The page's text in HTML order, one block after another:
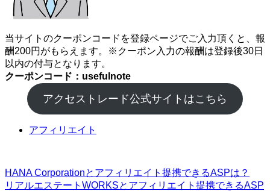
当サイトのクーポンコードを登録ページでご入力頂くと、報
酬200円がもらえます。※クーポン入力の報酬は登録後30日
以内の付与となります。
クーポンコード：usefulnote
アクセストレード公式サイトはこちら
アフィリエイト
HANA Corporationとアフィリエイト提携できるASPは？
リアルエステートWORKSとアフィリエイト提携できるASP